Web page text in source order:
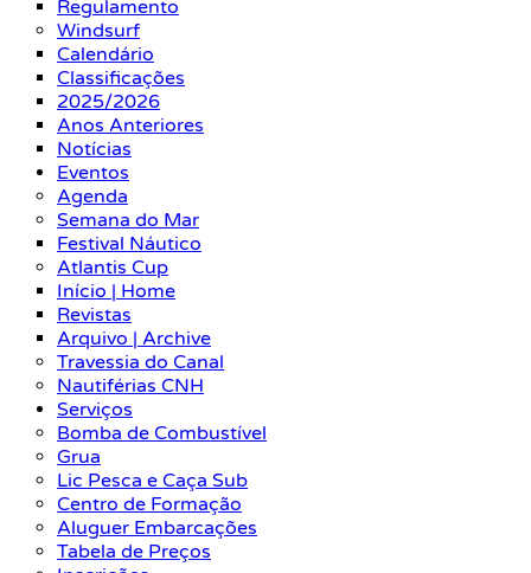
Regulamento
Windsurf
Calendário
Classificações
2025/2026
Anos Anteriores
Notícias
Eventos
Agenda
Semana do Mar
Festival Náutico
Atlantis Cup
Início | Home
Revistas
Arquivo | Archive
Travessia do Canal
Nautiférias CNH
Serviços
Bomba de Combustível
Grua
Lic Pesca e Caça Sub
Centro de Formação
Aluguer Embarcações
Tabela de Preços